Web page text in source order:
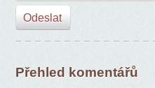
Přehled komentářů